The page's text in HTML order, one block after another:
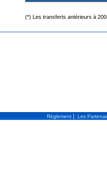
(*) Les transferts antérieurs à
Règlement | Les